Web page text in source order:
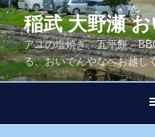
コ
ン
テ
ン
ツ
ス
稲武 大野瀬
アユの塩焼き、五平餅、
る、おいでんやなへお越し